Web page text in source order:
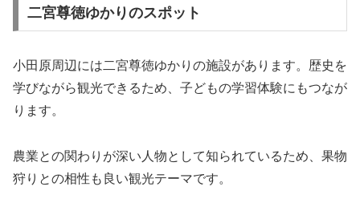
二宮尊徳ゆかりのスポット
小田原周辺には二宮尊徳ゆかりの施設があります。歴史を
学びながら観光できるため、子どもの学習体験にもつなが
ります。
農業との関わりが深い人物として知られているため、果物
狩りとの相性も良い観光テーマです。